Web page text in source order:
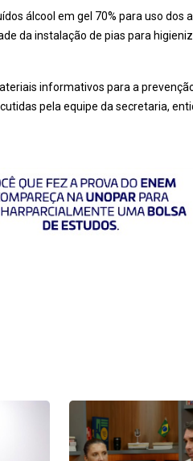
álcool em gel 70% para uso dos
da instalação de pias para
informativos para a
pela equipe da secretaria,